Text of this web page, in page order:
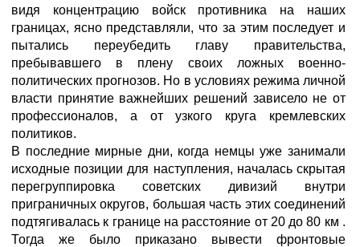
видя концентрацию войск противника на наших
границах, ясно представляли, что за этим последует и
пытались переубедить главу правительства,
пребывавшего в плену своих ложных военно-
политических прогнозов. Но в условиях режима личной
власти принятие важнейших решений зависело не от
профессионалов, а от узкого круга кремлевских
политиков.
В последние мирные дни, когда немцы уже занимали
исходные позиции для наступления, началась скрытая
перегруппировка советских дивизий внутри
приграничных округов, большая часть этих соединений
подтягивалась к границе на расстояние от 20 до 80 км .
Тогда же было приказано вывести фронтовые